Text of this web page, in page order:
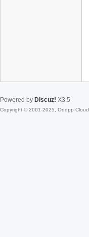
Powered by Discuz! X3.5
Copyright © 2001-2025, Oddpp Cloud.